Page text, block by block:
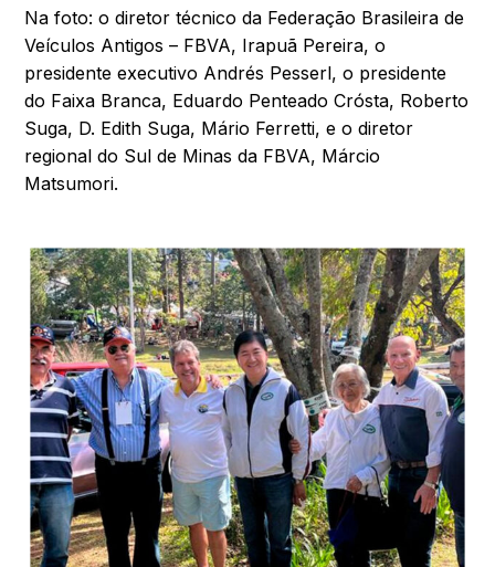
Na foto: o diretor técnico da Federação Brasileira de
Veículos Antigos – FBVA, Irapuã Pereira, o
presidente executivo Andrés Pesserl, o presidente
do Faixa Branca, Eduardo Penteado Crósta, Roberto
Suga, D. Edith Suga, Mário Ferretti, e o diretor
regional do Sul de Minas da FBVA, Márcio
Matsumori.